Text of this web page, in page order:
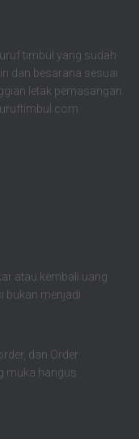
timbul yang sudah
dan besarana sesuai
letak pemasangan.
atau kembali uang.
bukan menjadi
dan Order
muka hangus